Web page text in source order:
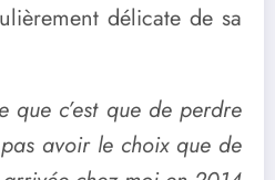
délicate de sa
que c’est que de perdre
avoir le choix que de